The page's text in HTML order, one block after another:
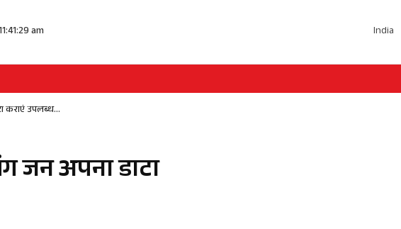
am India
कराएं उपलब्ध…
जन अपना डाटा